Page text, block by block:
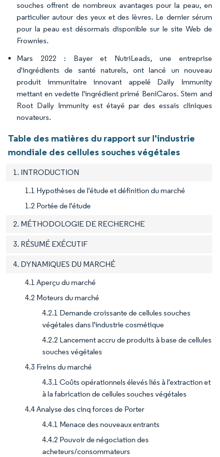
souches offrent de nombreux avantages pour la peau, en
particulier autour des yeux et des lèvres. Le dernier sérum
pour la peau est désormais disponible sur le site Web de
Frownies.
Mars 2022 : Bayer et NutriLeads, une entreprise
d'ingrédients de santé naturels, ont lancé un nouveau
produit immunitaire innovant appelé Daily Immunity
mettant en vedette l'ingrédient primé BeniCaros. Stem and
Root Daily Immunity est étayé par des essais cliniques
novateurs.
Table des matières du rapport sur l'industrie
mondiale des cellules souches végétales
1. INTRODUCTION
1.1 Hypothèses de l'étude et définition du marché
1.2 Portée de l'étude
2. MÉTHODOLOGIE DE RECHERCHE
3. RÉSUMÉ EXÉCUTIF
4. DYNAMIQUES DU MARCHÉ
4.1 Aperçu du marché
4.2 Moteurs du marché
4.2.1 Demande croissante de cellules souches
végétales dans l'industrie cosmétique
4.2.2 Lancement accru de produits à base de cellules
souches végétales
4.3 Freins du marché
4.3.1 Coûts opérationnels élevés liés à l'extraction et
à la fabrication de cellules souches végétales
4.4 Analyse des cinq forces de Porter
4.4.1 Menace des nouveaux entrants
4.4.2 Pouvoir de négociation des
acheteurs/consommateurs